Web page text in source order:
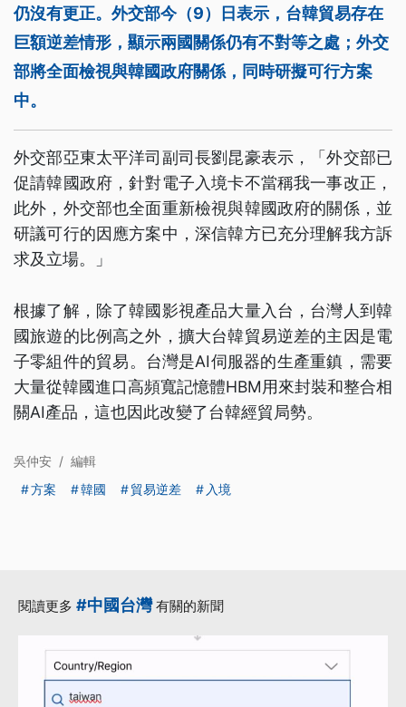
仍沒有更正。外交部今（9）日表示，台韓貿易存在
巨額逆差情形，顯示兩國關係仍有不對等之處；外交
部將全面檢視與韓國政府關係，同時研擬可行方案
中。
外交部亞東太平洋司副司長劉昆豪表示，「外交部已
促請韓國政府，針對電子入境卡不當稱我一事改正，
此外，外交部也全面重新檢視與韓國政府的關係，並
研議可行的因應方案中，深信韓方已充分理解我方訴
求及立場。」
根據了解，除了韓國影視產品大量入台，台灣人到韓
國旅遊的比例高之外，擴大台韓貿易逆差的主因是電
子零組件的貿易。台灣是AI伺服器的生產重鎮，需要
大量從韓國進口高頻寬記憶體HBM用來封裝和整合相
關AI產品，這也因此改變了台韓經貿局勢。
吳仲安 / 編輯
方案
韓國 貿易逆差 入境
閱讀更多 #中國台灣有關的新聞